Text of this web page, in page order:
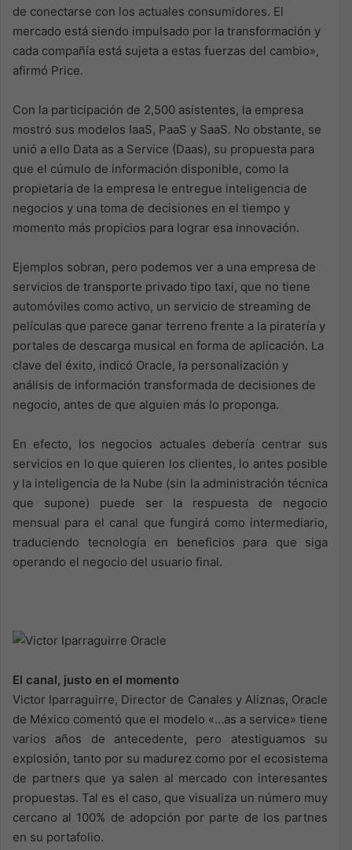
de conectarse con los actuales consumidores. El
mercado está siendo impulsado por la transformación y
cada compañía está sujeta a estas fuerzas del cambio»,
afirmó Price.
Con la participación de 2,500 asistentes, la empresa
mostró sus modelos IaaS, PaaS y SaaS. No obstante, se
unió a ello Data as a Service (Daas), su propuesta para
que el cúmulo de información disponible, como la
propietaria de la empresa le entregue inteligencia de
negocios y una toma de decisiones en el tiempo y
momento más propicios para lograr esa innovación.
Ejemplos sobran, pero podemos ver a una empresa de
servicios de transporte privado tipo taxi, que no tiene
automóviles como activo, un servicio de streaming de
películas que parece ganar terreno frente a la piratería y
portales de descarga musical en forma de aplicación. La
clave del éxito, indicó Oracle, la personalización y
análisis de información transformada de decisiones de
negocio, antes de que alguien más lo proponga.
En efecto, los negocios actuales debería centrar sus
servicios en lo que quieren los clientes, lo antes posible
y la inteligencia de la Nube (sin la administración técnica
que supone) puede ser la respuesta de negocio
mensual para el canal que fungirá como intermediario,
traduciendo tecnología en beneficios para que siga
operando el negocio del usuario final.
El canal, justo en el momento
Victor Iparraguirre, Director de Canales y Aliznas, Oracle
de México comentó que el modelo «…as a service» tiene
varios años de antecedente, pero atestiguamos su
explosión, tanto por su madurez como por el ecosistema
de partners que ya salen al mercado con interesantes
propuestas. Tal es el caso, que visualiza un número muy
cercano al 100% de adopción por parte de los partnes
en su portafolio.